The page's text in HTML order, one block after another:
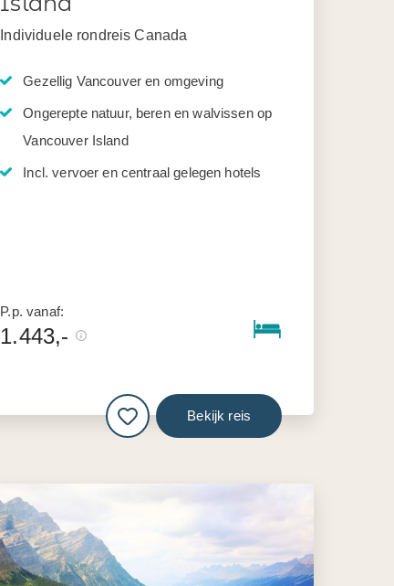
Individuele rondreis Canada
Gezellig Vancouver en omgeving
Ongerepte natuur, beren en walvissen op
Vancouver Island
Incl. vervoer en centraal gelegen hotels
P.p. vanaf:
1.443,-
Bekijk reis